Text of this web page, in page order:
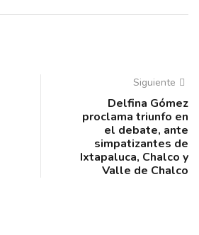
Siguiente
Delfina Gómez
proclama triunfo en
el debate, ante
simpatizantes de
Ixtapaluca, Chalco y
Valle de Chalco